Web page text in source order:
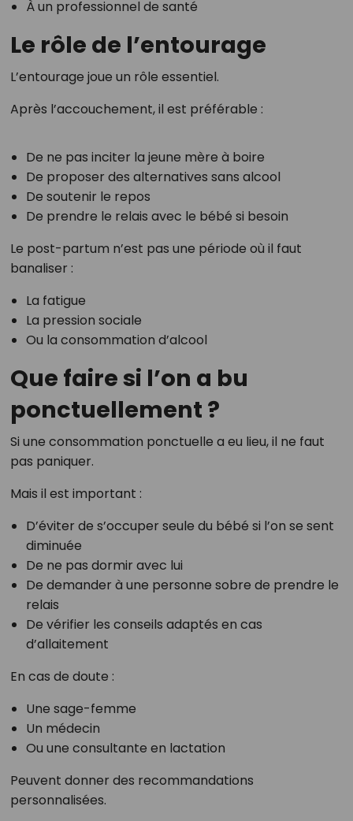
À un professionnel de santé
Le rôle de l’entourage
L’entourage joue un rôle essentiel.
Après l’accouchement, il est préférable :
De ne pas inciter la jeune mère à boire
De proposer des alternatives sans alcool
De soutenir le repos
De prendre le relais avec le bébé si besoin
Le post-partum n’est pas une période où il faut
banaliser :
La fatigue
La pression sociale
Ou la consommation d’alcool
Que faire si l’on a bu
ponctuellement ?
Si une consommation ponctuelle a eu lieu, il ne faut
pas paniquer.
Mais il est important :
D’éviter de s’occuper seule du bébé si l’on se sent
diminuée
De ne pas dormir avec lui
De demander à une personne sobre de prendre le
relais
De vérifier les conseils adaptés en cas
d’allaitement
En cas de doute :
Une sage-femme
Un médecin
Ou une consultante en lactation
Peuvent donner des recommandations
personnalisées.